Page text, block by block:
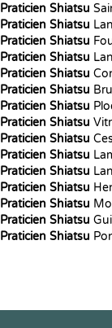
Praticien Shiatsu
Praticien Shiatsu
Praticien Shiatsu
Praticien Shiatsu
Praticien Shiatsu
Praticien Shiatsu
Praticien Shiatsu
Praticien Shiatsu
Praticien Shiatsu
Praticien Shiatsu
Praticien Shiatsu
Praticien Shiatsu
Praticien Shiatsu
Praticien Shiatsu
Praticien Shiatsu